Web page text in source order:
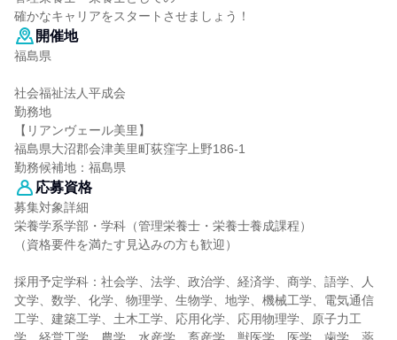
確かなキャリアをスタートさせましょう！
開催地
福島県
社会福祉法人平成会
勤務地
【リアンヴェール美里】
福島県大沼郡会津美里町荻窪字上野186-1
勤務候補地：福島県
応募資格
募集対象詳細
栄養学系学部・学科（管理栄養士・栄養士養成課程）
（資格要件を満たす見込みの方も歓迎）
採用予定学科：社会学、法学、政治学、経済学、商学、語学、人
文学、数学、化学、物理学、生物学、地学、機械工学、電気通信
工学、建築工学、土木工学、応用化学、応用物理学、原子力工